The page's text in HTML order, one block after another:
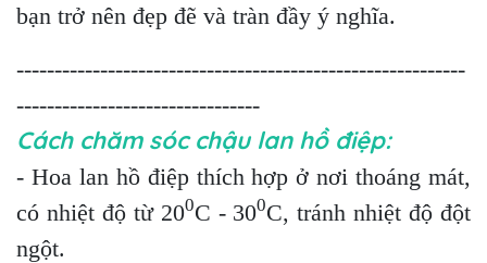
bạn trở nên đẹp đẽ và tràn đầy ý nghĩa.
-----------------------------------------------------------
--------------------------------
Cách chăm sóc chậu lan hồ điệp:
- Hoa lan hồ điệp thích hợp ở nơi thoáng mát,
có nhiệt độ từ 200C - 300C, tránh nhiệt độ đột
ngột.